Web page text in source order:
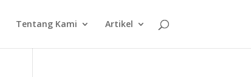
Tentang Kami Artikel